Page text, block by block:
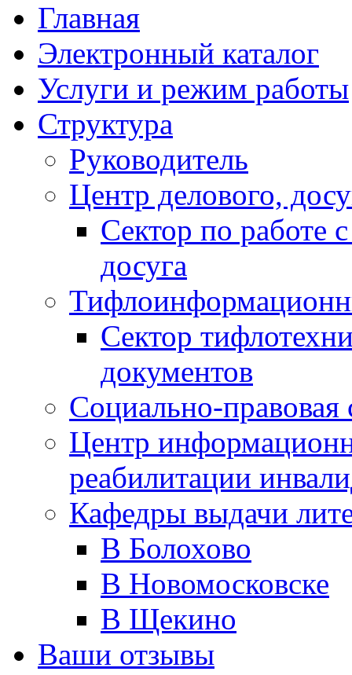
Главная
Электронный каталог
Услуги и режим работы
Структура
Руководитель
Центр делового,
Сектор по работе
досуга
Сектор
документов
Социально-правовая
Центр
реабилитации
Кафедры выдачи
В Болохово
В Новомосковске
В Щекино
Ваши отзывы